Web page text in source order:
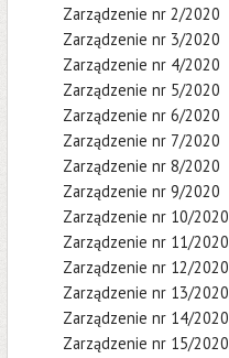
Zarządzenie nr 2/2020
Zarządzenie nr 3/2020
Zarządzenie nr 4/2020
Zarządzenie nr 5/2020
Zarządzenie nr 6/2020
Zarządzenie nr 7/2020
Zarządzenie nr 8/2020
Zarządzenie nr 9/2020
Zarządzenie nr 10/2020
Zarządzenie nr 11/2020
Zarządzenie nr 12/2020
Zarządzenie nr 13/2020
Zarządzenie nr 14/2020
Zarządzenie nr 15/2020